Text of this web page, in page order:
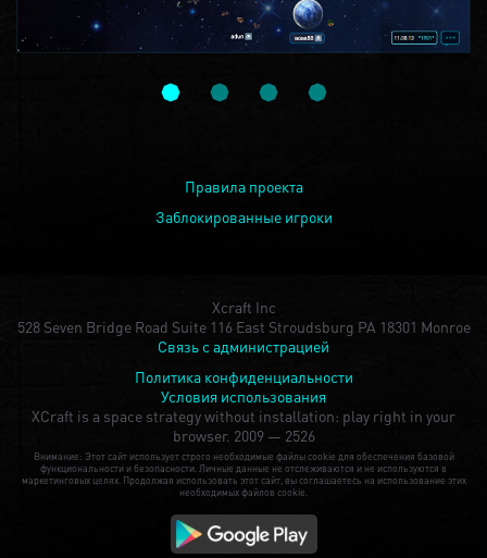
Правила проекта
Заблокированные игроки
Xcraft Inc
528 Seven Bridge Road Suite 116 East Stroudsburg PA 18301 Monroe
Связь с администрацией
Политика конфиденциальности
Условия использования
XCraft is a space strategy without installation: play right in your
browser. 2009 — 2526
Внимание: Этот сайт использует строго необходимые файлы cookie для обеспечения базовой
функциональности и безопасности. Личные данные не отслеживаются и не используются в
маркетинговых целях. Продолжая использовать этот сайт, вы соглашаетесь на использование этих
необходимых файлов cookie.